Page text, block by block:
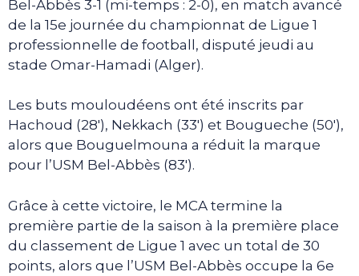
Bel-Abbès 3-1 (mi-temps : 2-0), en match avancé
de la 15e journée du championnat de Ligue 1
professionnelle de football, disputé jeudi au
stade Omar-Hamadi (Alger).
Les buts mouloudéens ont été inscrits par
Hachoud (28′), Nekkach (33′) et Bougueche (50′),
alors que Bouguelmouna a réduit la marque
pour l’USM Bel-Abbès (83′).
Grâce à cette victoire, le MCA termine la
première partie de la saison à la première place
du classement de Ligue 1 avec un total de 30
points, alors que l’USM Bel-Abbès occupe la 6e